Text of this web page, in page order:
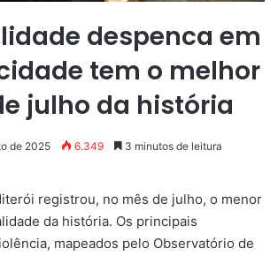
despenca em
tem o melhor
julho da história
de 2025 6.349 3 minutos de leitura
registrou, no mês de julho, o menor
da história. Os principais
mapeados pelo Observatório de